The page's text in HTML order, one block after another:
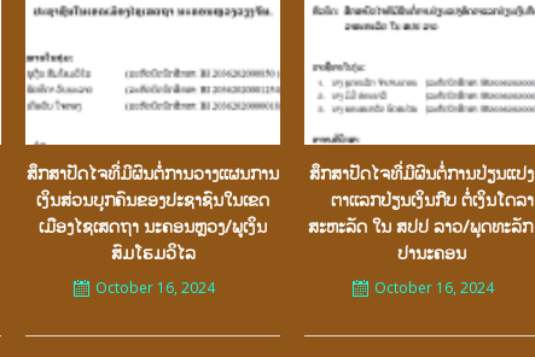
ສຶກສາປັດໄຈທີ່ມີຜົນຕໍ່ການວາງເເຜນການ
ເງິນສ່ວນບຸກຄົນຂອງປະຊາຊົນໃນເຂດ
ເມືອງໄຊເສດຖາ ນະຄອນຫຼວງ/ພູເງິນ
ສົມໂຮມວິໄລ
October 16, 2024
ສຶກສາປັດໄຈທີ່ມີຜົນຕໍ່ການປ່ຽນແປ
ຕາເເລກປ່ຽນເງິນກີບ ຕໍ່ເງິນໂດລາ
ສະຫະລັດ ໃນ ສປປ ລາວ/ພຸດທະລັກ
ປານະຄອນ
October 16, 2024